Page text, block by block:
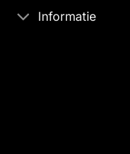
Informatie